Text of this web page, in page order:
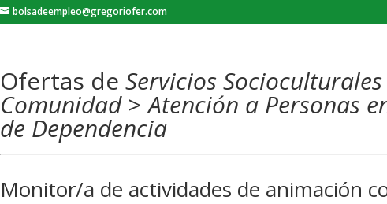
bolsadeempleo@gregoriofer.com
Ofertas de Servicios
Comunidad>Atención a Personas
de Dependencia
Monitor/a de actividades de animación